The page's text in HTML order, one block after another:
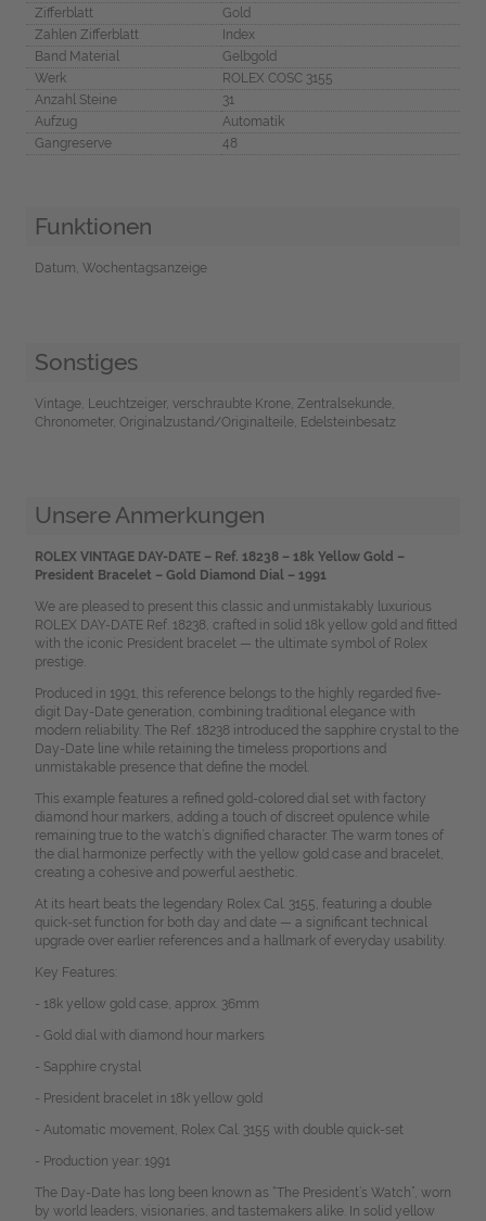
Zifferblatt
Gold
Zahlen Zifferblatt
Index
Band Material
Gelbgold
Werk
ROLEX COSC 3155
Anzahl Steine
31
Aufzug
Automatik
Gangreserve
48
Funktionen
Datum, Wochentagsanzeige
Sonstiges
Vintage, Leuchtzeiger, verschraubte Krone, Zentralsekunde,
Chronometer, Originalzustand/Originalteile, Edelsteinbesatz
Unsere Anmerkungen
ROLEX VINTAGE DAY-DATE – Ref. 18238 – 18k Yellow Gold –
President Bracelet – Gold Diamond Dial – 1991
We are pleased to present this classic and unmistakably luxurious
ROLEX DAY-DATE Ref. 18238, crafted in solid 18k yellow gold and fitted
with the iconic President bracelet — the ultimate symbol of Rolex
prestige.
Produced in 1991, this reference belongs to the highly regarded five-
digit Day-Date generation, combining traditional elegance with
modern reliability. The Ref. 18238 introduced the sapphire crystal to the
Day-Date line while retaining the timeless proportions and
unmistakable presence that define the model.
This example features a refined gold-colored dial set with factory
diamond hour markers, adding a touch of discreet opulence while
remaining true to the watch’s dignified character. The warm tones of
the dial harmonize perfectly with the yellow gold case and bracelet,
creating a cohesive and powerful aesthetic.
At its heart beats the legendary Rolex Cal. 3155, featuring a double
quick-set function for both day and date — a significant technical
upgrade over earlier references and a hallmark of everyday usability.
Key Features:
- 18k yellow gold case, approx. 36mm
- Gold dial with diamond hour markers
- Sapphire crystal
- President bracelet in 18k yellow gold
- Automatic movement, Rolex Cal. 3155 with double quick-set
- Production year: 1991
The Day-Date has long been known as “The President’s Watch”, worn
by world leaders, visionaries, and tastemakers alike. In solid yellow